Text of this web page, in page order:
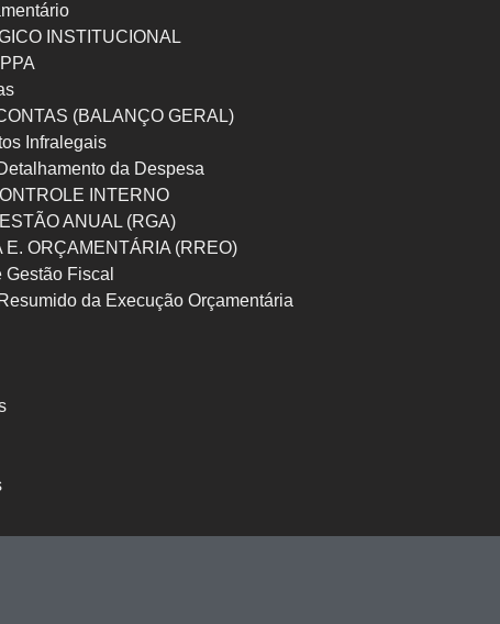
INSTITUCIONAL
(BALANÇO GERAL)
Infralegais
da Despesa
INTERNO
ANUAL (RGA)
E. ORÇAMENTÁRIA (RREO)
Fiscal
da Execução Orçamentária